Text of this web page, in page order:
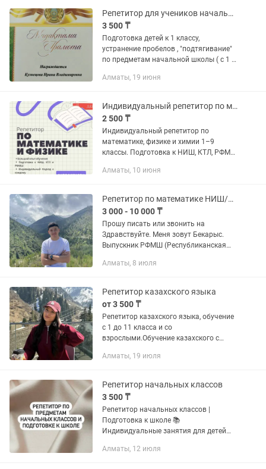
Репетитор для учеников начальной школы, подготовка к школе.
3 500 ₸
Подготовка детей к 1 классу,
устранение пробелов , "подтягивание"
по предметам начальной школы ( с 1 -
Алматы, 19 июня
Индивидуальный репетитор по математике, физике и химии с 1 по 9 классы.
2 500 ₸
Индивидуальный репетитор по
математике, физике и химии 1–9
классы. Подготовка к НИШ, КТЛ, РФМШ
опытом обучения. Помогу с
школам как НИШ,...
Алматы, 10 июня
Репетитор по математике НИШ/РФМШ/КТЛ(БИЛ) ЕНТ
3 000 - 10 000 ₸
Прошу писать или звонить на
Здравствуйте. Меня зовут Бекарыс.
Выпускник РФМШ (Республиканская
Студент 3 курса Назарбаев
Алматы, 8 июля
Репетитор казахского языка
от 3 500 ₸
Репетитор казахского языка, обучение
с 1 до 11 класса и со
взрослыми.Обучение казахского с
Помощь с домашними заданиями.
Алматы, 19 июля
Репетитор начальных классов
3 500 ₸
Репетитор начальных классов |
Подготовка к школе 📚
Индивидуальные занятия для детей
возраста. Предлагаю: подготовку к
Алматы, 12 июля